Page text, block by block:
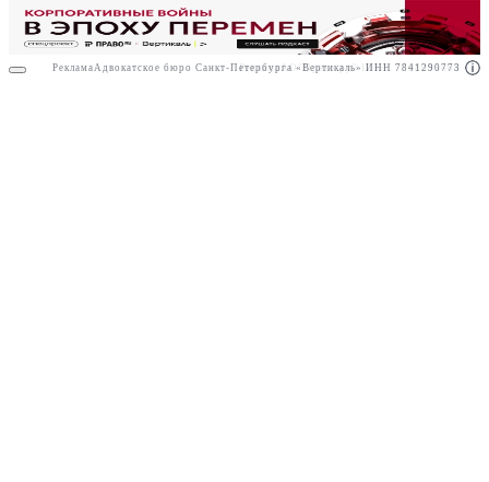
Реклама АО"Право.ру" ИНН: 7708095468
Реклама Адвокатское бюро Санкт-Петербурга «Вертикаль» ИНН 7841290773